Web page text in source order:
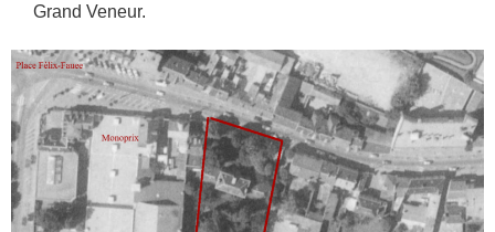
Grand Veneur.